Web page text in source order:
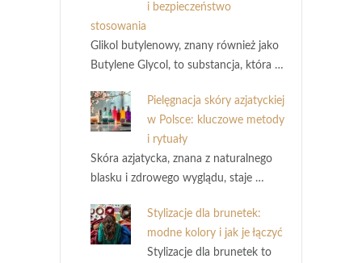
i bezpieczeństwo
stosowania
Glikol butylenowy, znany również jako
Butylene Glycol, to substancja, która …
Pielęgnacja skóry azjatyckiej
w Polsce: kluczowe metody
i rytuały
Skóra azjatycka, znana z naturalnego
blasku i zdrowego wyglądu, staje …
Stylizacje dla brunetek:
modne kolory i jak je łączyć
Stylizacje dla brunetek to